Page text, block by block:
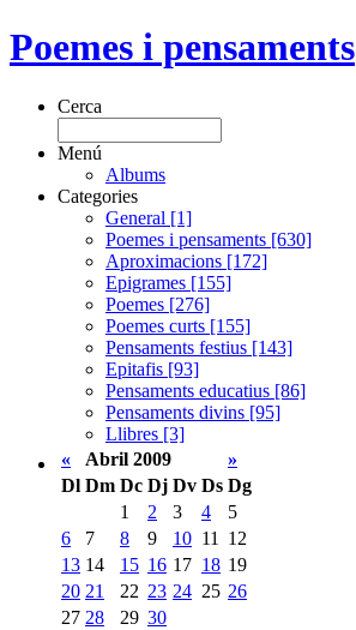
Poemes i pensaments
Cerca
Menú
Albums
Categories
General [1]
Poemes i pensaments [630]
Aproximacions [172]
Epigrames [155]
Poemes [276]
Poemes curts [155]
Pensaments festius [143]
Epitafis [93]
Pensaments educatius [86]
Pensaments divins [95]
Llibres [3]
«
Abril 2009
»
Dl Dm Dc Dj Dv Ds Dg
1
2 3 4
5
6
7 8 9 10 11
12
13 14 15 16 17 18 19
20 21 22 23 24 25 26
27 28 29 30